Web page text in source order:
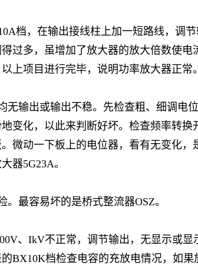
档，在输出接线柱上加一短路线，调
过多，虽增加了放大器的放大倍数使电
上项目进行完毕，说明功率放大器正常。
无输出或输出不稳。先检查粗、细调电
变化，以此来判断好坏。检查频率转换
微动一下板上的电位器，看有无变化，
器5G23A。
。最容易坏的是桥式整流器OSZ。
、IkV不正常，调节输出，无显示或显
BX10K档检查电容的充放电情况，如果